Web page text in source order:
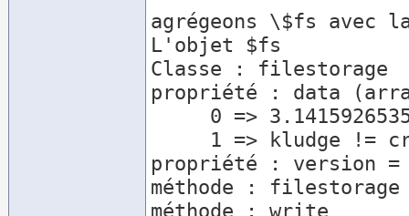
agrégeons \$fs avec la
L'objet $fs
Classe : filestorage
propriété : data
propriété : version =
méthode : filestorage
méthode : write